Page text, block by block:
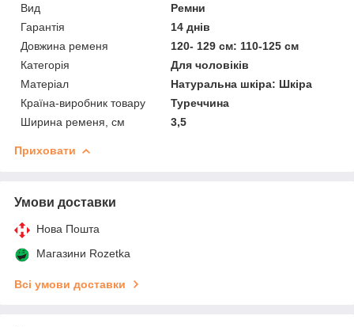
Вид
Ремни
Гарантія
14 днів
Довжина ременя
120- 129 см: 110-125 см
Категорія
Для чоловіків
Матеріал
Натуральна шкіра: Шкіра
Країна-виробник товару
Туреччина
Ширина ременя, см
3,5
Приховати
Умови доставки
Нова Пошта
Магазини Rozetka
Всі умови доставки